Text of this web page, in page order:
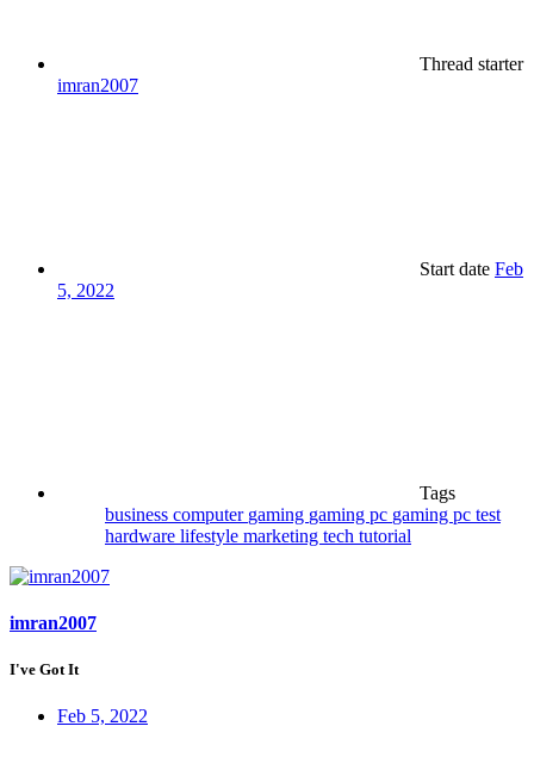
Thread starter
imran2007
Start date Feb
5, 2022
Tags
business computer gaming gaming pc gaming pc test
hardware lifestyle marketing tech tutorial
imran2007
I've Got It
Feb 5, 2022